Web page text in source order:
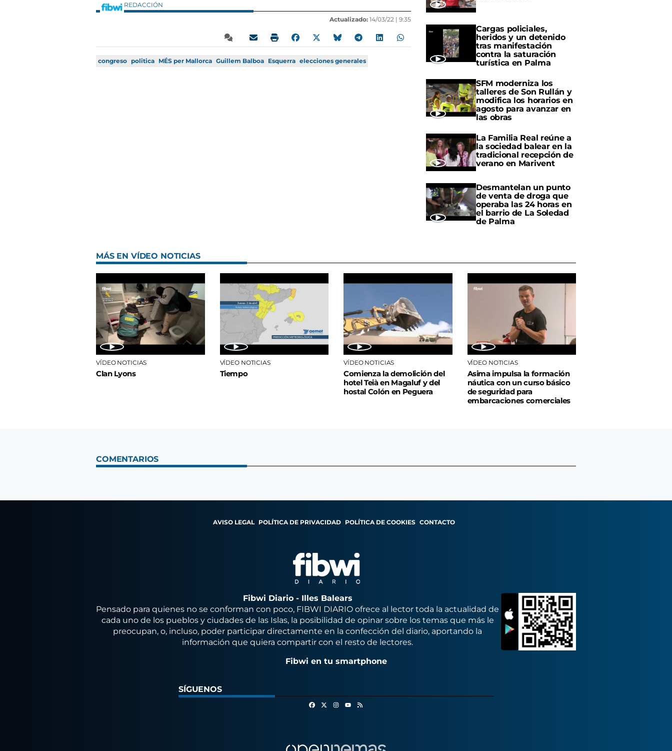
REDACCIÓN
Actualizado: 14/03/22 | 9:35
congreso politica MÉS per Mallorca Guillem Balboa Esquerra elecciones generales
Cargas policiales,
heridos y un detenido
tras manifestación
contra la saturación
turística en Palma
SFM moderniza los
talleres de Son Rullán y
modifica los horarios en
agosto para avanzar en
las obras
La Familia Real reúne a
la sociedad balear en la
tradicional recepción de
verano en Marivent
Desmantelan un punto
de venta de droga que
operaba las 24 horas en
el barrio de La Soledad
de Palma
MÁS EN VÍDEO NOTICIAS
VÍDEO NOTICIAS
Clan Lyons
VÍDEO NOTICIAS
Tiempo
VÍDEO NOTICIAS
Comienza la demolición del
hotel Teià en Magaluf y del
hostal Colón en Peguera
VÍDEO NOTICIAS
Asima impulsa la formación
náutica con un curso básico
de seguridad para
embarcaciones comerciales
COMENTARIOS
AVISO LEGAL POLÍTICA DE PRIVACIDAD POLÍTICA DE COOKIES CONTACTO
Fibwi Diario - Illes Balears
Pensado para quienes no se conforman con poco, FIBWI DIARIO ofrece al lector toda la actualidad de
cada uno de los pueblos y ciudades de las Islas, la posibilidad de opinar sobre los temas que más le
preocupan, o, incluso, poder participar directamente en la confección del diario, aportando la
información que quiera compartir con el resto de lectores.
Fibwi en tu smartphone
SÍGUENOS
FacebookInstagram